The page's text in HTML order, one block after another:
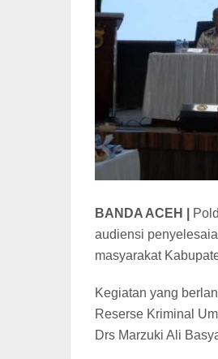
BANDA ACEH |
audiensi
masyarakat
Kegiatan yang
Reserse Kriminal
Drs Marzuki Ali